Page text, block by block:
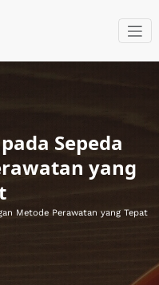
Sepeda
yang
Metode Perawatan yang Tepat